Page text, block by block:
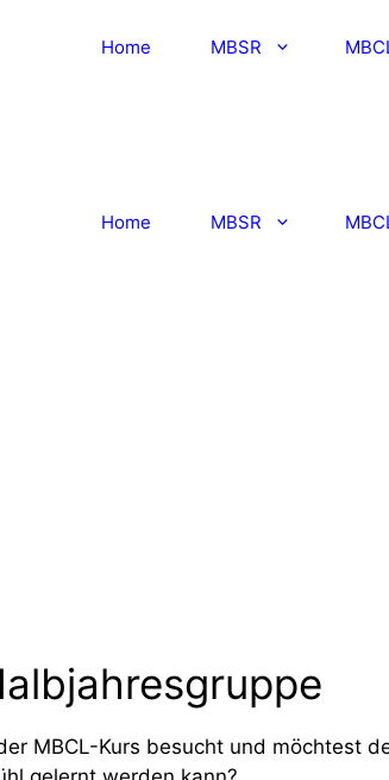
Home MBSR
Home MBSR
MBCL-Kurs besucht und möchtest